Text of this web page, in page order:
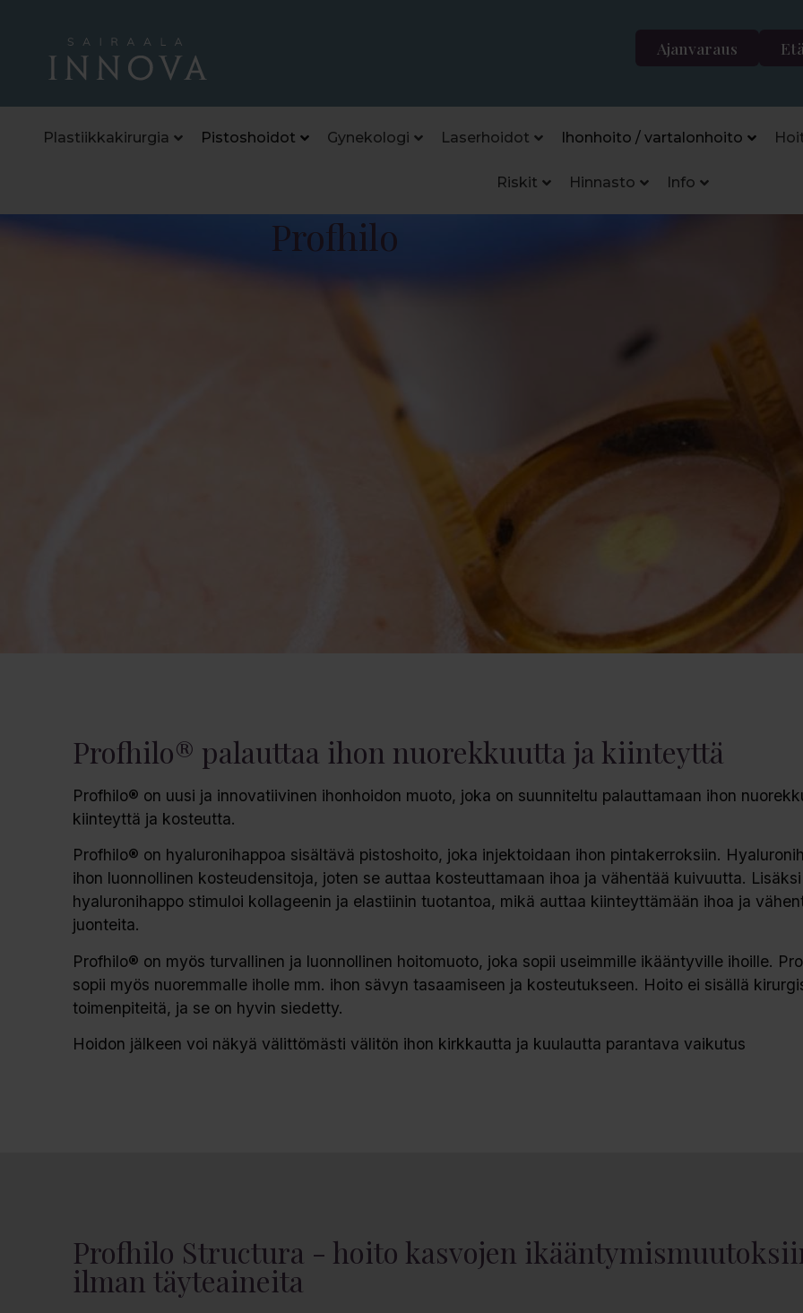
Ajanvaraus
Plastiikkakirurgia Pistoshoidot Gynekologi Laserhoidot Ihonhoito / vartalonhoito
Riskit Hinnasto Info
Profhilo
Profhilo® palauttaa ihon nuorekkuutta ja kiinteyttä
Profhilo® on uusi ja innovatiivinen ihonhoidon muoto, joka on suunniteltu palauttamaan ihon
kiinteyttä ja kosteutta.
Profhilo® on hyaluronihappoa sisältävä pistoshoito, joka injektoidaan ihon pintakerroksiin.
ihon luonnollinen kosteudensitoja, joten se auttaa kosteuttamaan ihoa ja vähentää kuivuutta. Lisäksi
hyaluronihappo stimuloi kollageenin ja elastiinin tuotantoa, mikä auttaa kiinteyttämään ihoa ja
juonteita.
Profhilo® on myös turvallinen ja luonnollinen hoitomuoto, joka sopii useimmille ikääntyville ihoille.
sopii myös nuoremmalle iholle mm. ihon sävyn tasaamiseen ja kosteutukseen. Hoito ei sisällä
toimenpiteitä, ja se on hyvin siedetty.
Hoidon jälkeen voi näkyä välittömästi välitön ihon kirkkautta ja kuulautta parantava vaikutus
Profhilo Structura - hoito kasvojen
ilman täyteaineita